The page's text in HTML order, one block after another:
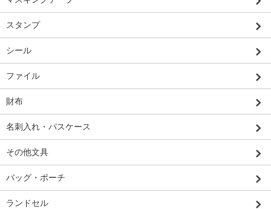
スタンプ
シール
ファイル
財布
名刺入れ・パスケース
その他文具
バッグ・ポーチ
ランドセル